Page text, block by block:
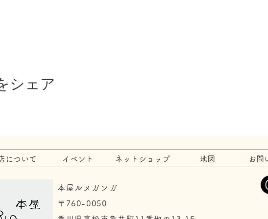
シェア
について イベント ネットショップ 地図 お問
本屋ルヌガンガ
〒760-0050​